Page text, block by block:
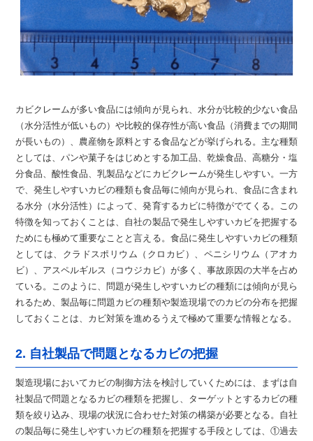
カビクレームが多い食品には傾向が見られ、水分が比較的少ない食品
（水分活性が低いもの）や比較的保存性が高い食品（消費までの期間
が長いもの）、農産物を原料とする食品などが挙げられる。主な種類
としては、パンや菓子をはじめとする加工品、乾燥食品、高糖分・塩
分食品、酸性食品、乳製品などにカビクレームが発生しやすい。一方
で、発生しやすいカビの種類も食品毎に傾向が見られ、食品に含まれ
る水分（水分活性）によって、発育するカビに特徴がでてくる。この
特徴を知っておくことは、自社の製品で発生しやすいカビを把握する
ためにも極めて重要なことと言える。食品に発生しやすいカビの種類
としては、クラドスポリウム（クロカビ）、ペニシリウム（アオカ
ビ）、アスペルギルス（コウジカビ）が多く、事故原因の大半を占め
ている。このように、問題が発生しやすいカビの種類には傾向が見ら
れるため、製品毎に問題カビの種類や製造現場でのカビの分布を把握
しておくことは、カビ対策を進めるうえで極めて重要な情報となる。
2. 自社製品で問題となるカビの把握
製造現場においてカビの制御方法を検討していくためには、まずは自
社製品で問題となるカビの種類を把握し、ターゲットとするカビの種
類を絞り込み、現場の状況に合わせた対策の構築が必要となる。自社
の製品毎に発生しやすいカビの種類を把握する手段としては、①過去